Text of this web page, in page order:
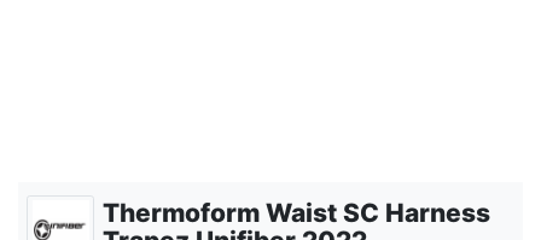
Thermoform Waist SC Harness